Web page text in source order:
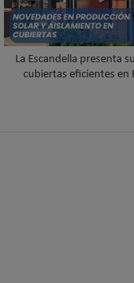
La Escandella presenta
cubiertas eficientes en